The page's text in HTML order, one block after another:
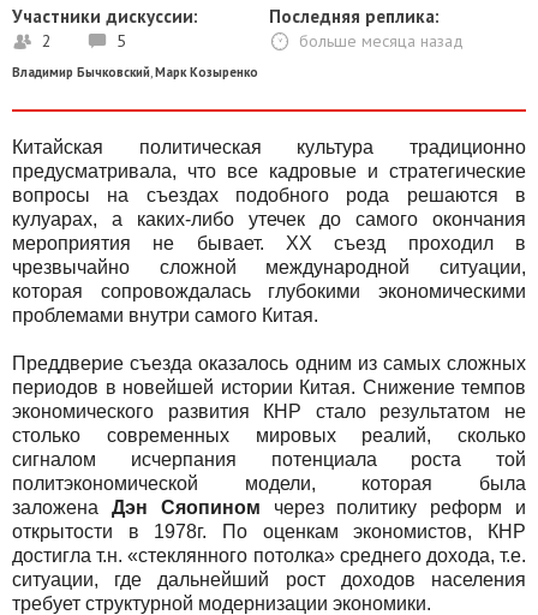
Участники дискуссии:
2 5
Последняя реплика:
больше месяца назад
Владимир Бычковский,Марк Козыренко
Китайская политическая культура традиционно
предусматривала, что все кадровые и стратегические
вопросы на съездах подобного рода решаются в
кулуарах, а каких-либо утечек до самого окончания
мероприятия не бывает. ХХ съезд проходил в
чрезвычайно сложной международной ситуации,
которая сопровождалась глубокими экономическими
проблемами внутри самого Китая.
Преддверие съезда оказалось одним из самых сложных
периодов в новейшей истории Китая. Снижение темпов
экономического развития КНР стало результатом не
столько современных мировых реалий, сколько
сигналом исчерпания потенциала роста той
политэкономической модели, которая была
заложена Дэн Сяопином через политику реформ и
открытости в 1978г. По оценкам экономистов, КНР
достигла т.н. «стеклянного потолка» среднего дохода, т.е.
ситуации, где дальнейший рост доходов населения
требует структурной модернизации экономики.